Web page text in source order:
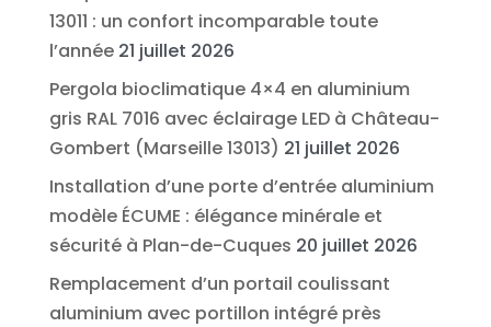
13011 : un confort incomparable toute
l’année 21 juillet 2026
Pergola bioclimatique 4×4 en aluminium
gris RAL 7016 avec éclairage LED à Château-
Gombert (Marseille 13013) 21 juillet 2026
Installation d’une porte d’entrée aluminium
modèle ÉCUME : élégance minérale et
sécurité à Plan-de-Cuques 20 juillet 2026
Remplacement d’un portail coulissant
aluminium avec portillon intégré près